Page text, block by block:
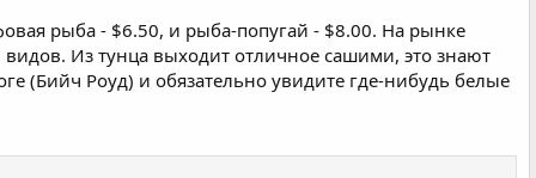
рыба - $6.50, и рыба-попугай - $8.00. На рынке
Из тунца выходит отличное сашими, это знают
(Бийч Роуд) и обязательно увидите где-нибудь белые